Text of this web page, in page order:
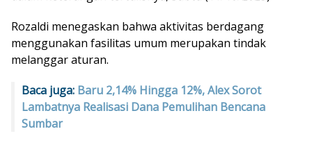
Rozaldi menegaskan bahwa aktivitas berdagang
menggunakan fasilitas umum merupakan tindak
melanggar aturan.
Baca juga: Baru 2,14% Hingga 12%, Alex Sorot
Lambatnya Realisasi Dana Pemulihan Bencana
Sumbar